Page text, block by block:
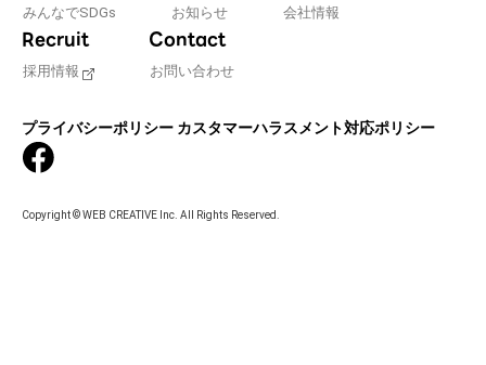
#病院・クリニック・医療
#集客サポート #広告運用
みんなでSDGs お知らせ 会社情報
Recruit
採用情報
Contact
お問い合わせ
プライバシーポリシー カスタマーハラスメント対応ポリシー
Copyright © WEB CREATIVE Inc. All Rights Reserved.